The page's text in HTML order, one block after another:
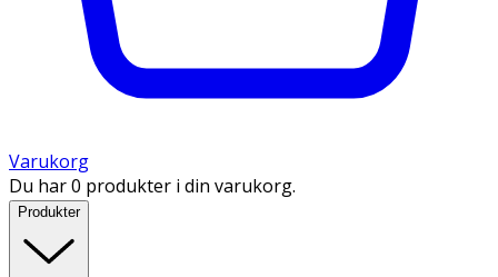
Varukorg
Du har 0 produkter i din varukorg.
Produkter